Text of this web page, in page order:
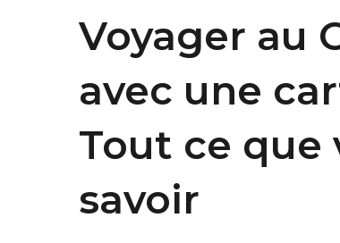
Voyager au
avec une
Tout ce que
savoir